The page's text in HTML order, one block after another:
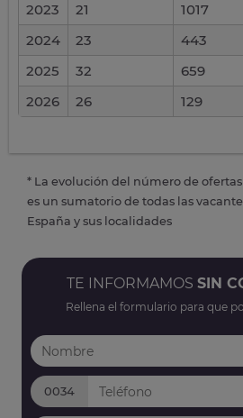
2023
21
1017
2024
23
443
2025
32
659
2026
26 129
* La evolución del número de
es un sumatorio de todas las
España y sus localidades
TE INFORMAMOS SIN
Rellena el formulario para que
0034